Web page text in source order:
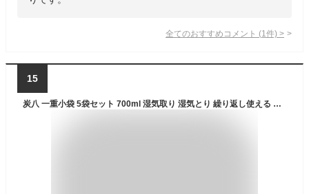
全てのおすすめコメント (1 件) >
15
炭八 一重小袋 5袋セット 700ml 湿気取り 湿気とり 繰り返し使える 湿気対策 消臭 除湿 除湿剤 結露対策 炭 下駄箱 靴箱 車内 水回り 乾燥剤 ペット 捨てやすい